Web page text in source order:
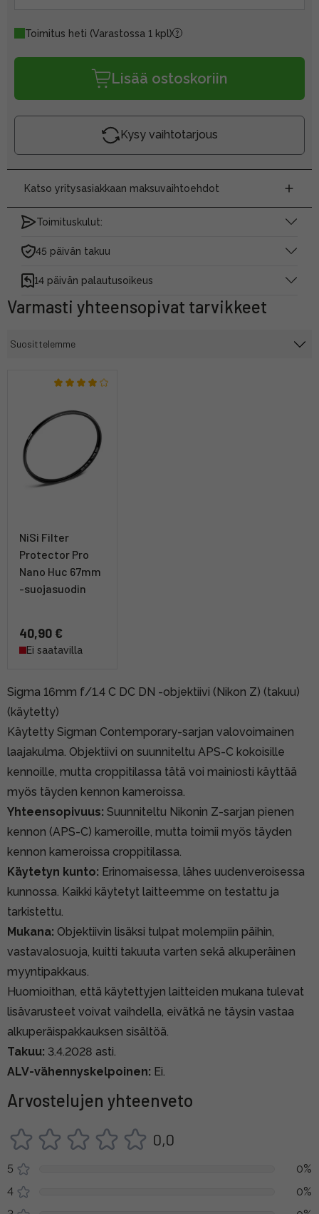
Toimitus heti (Varastossa 1 kpl)
Lisää ostoskoriin
Kysy vaihtotarjous
Katso yritysasiakkaan maksuvaihtoehdot
Toimituskulut:
45 päivän takuu
14 päivän palautusoikeus
Varmasti yhteensopivat tarvikkeet
NiSi Filter
Protector Pro
Nano Huc 67mm
-suojasuodin
40,90 €
Ei saatavilla
Sigma 16mm f/1.4 C DC DN -objektiivi (Nikon Z) (takuu)
(käytetty)
Käytetty Sigman Contemporary-sarjan valovoimainen
laajakulma. Objektiivi on suunniteltu APS-C kokoisille
kennoille, mutta croppitilassa tätä voi mainiosti käyttää
myös täyden kennon kameroissa.
Yhteensopivuus: Suunniteltu Nikonin Z-sarjan pienen
kennon (APS-C) kameroille, mutta toimii myös täyden
kennon kameroissa croppitilassa.
Käytetyn kunto: Erinomaisessa, lähes uudenveroisessa
kunnossa. Kaikki käytetyt laitteemme on testattu ja
tarkistettu.
Mukana: Objektiivin lisäksi tulpat molempiin päihin,
vastavalosuoja, kuitti takuuta varten sekä alkuperäinen
myyntipakkaus.
Huomioithan, että käytettyjen laitteiden mukana tulevat
lisävarusteet voivat vaihdella, eivätkä ne täysin vastaa
alkuperäispakkauksen sisältöä.
Takuu: 3.4.2028 asti.
ALV-vähennyskelpoinen: Ei.
Arvostelujen yhteenveto
0,0
5
0%
4
0%